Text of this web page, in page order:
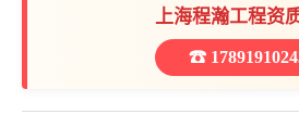
上海程瀚工程资
☎